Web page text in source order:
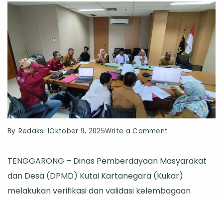
By Redaksi 1Oktober 9, 2025Write a Comment
Kukar
Lakukan
Verifikasi
TENGGARONG – Dinas Pemberdayaan Masyarakat
dan Desa (DPMD) Kutai Kartanegara (Kukar)
melakukan verifikasi dan validasi kelembagaan